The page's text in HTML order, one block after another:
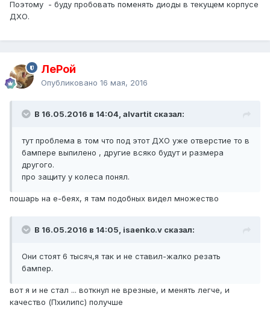
Поэтому - буду пробовать поменять диоды в текущем корпусе
ДХО.
ЛеРой
Опубликовано 16 мая, 2016
В 16.05.2016 в 14:04, alvartit сказал:
тут проблема в том что под этот ДХО уже отверстие то в
бампере выпилено , другие всяко будут и размера
другого.
про защиту у колеса понял.
пошарь на е-беях, я там подобных видел множество
В 16.05.2016 в 14:05, isaenko.v сказал:
Они стоят 6 тысяч,я так и не ставил-жалко резать
бампер.
вот я и не стал ... воткнул не врезные, и менять легче, и
качество (Пхилипс) получше